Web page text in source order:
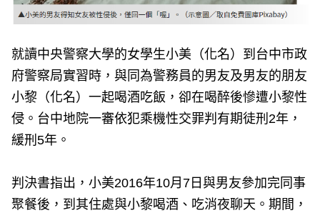
就讀中央警察大學的女學生小美（化名）到台中市政
府警察局實習時，與同為警務員的男友及男友的朋友
小黎（化名）一起喝酒吃飯，卻在喝醉後慘遭小黎性
侵。台中地院一審依犯乘機性交罪判有期徒刑2年，
緩刑5年。
判決書指出，小美2016年10月7日與男友參加完同事
聚餐後，到其住處與小黎喝酒、吃消夜聊天。期間，